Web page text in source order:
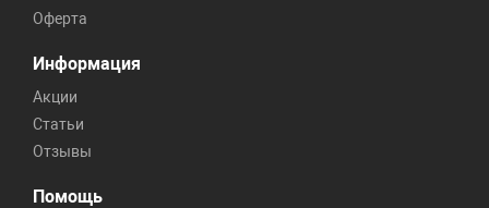
Оферта
Информация
Акции
Статьи
Отзывы
Помощь